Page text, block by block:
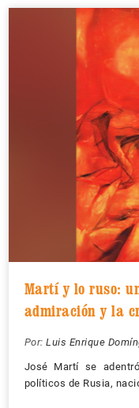
Martí y lo ruso:
admiración y la
Por: Luis Enrique
José Martí se
políticos de Rusia,